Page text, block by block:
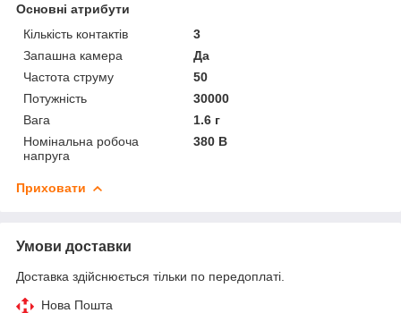
Основні атрибути
Кількість контактів
3
Запашна камера
Да
Частота струму
50
Потужність
30000
Вага
1.6 г
Номінальна робоча
напруга
380 В
Приховати
Умови доставки
Доставка здійснюється тільки по передоплаті.
Нова Пошта